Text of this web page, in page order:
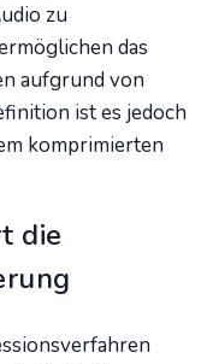
zu
das
aufgrund von
ist es jedoch
komprimierten
die